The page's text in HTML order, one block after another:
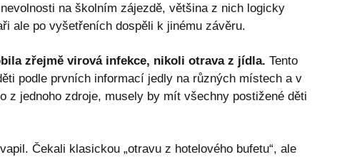
na školním zájezdě, většina z nich logicky
ale po vyšetřeních dospěli k jinému závěru.
zřejmě virová infekce, nikoli otrava z jídla. Tento
podle prvních informací jedly na různých místech a v
z jednoho zdroje, musely by mít všechny postižené děti
Čekali klasickou „otravu z hotelového bufetu“, ale